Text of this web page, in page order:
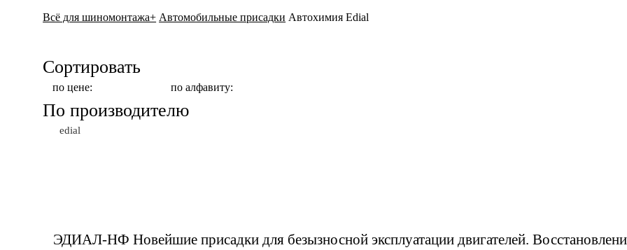
Всё для шиномонтажа+ Автомобильные присадки Автохимия Edial
Сортировать
по цене: по алфавиту:
По производителю
edial
ЭДИАЛ-НФ Новейшие присадки для безызносной эксплуатации двигателей.